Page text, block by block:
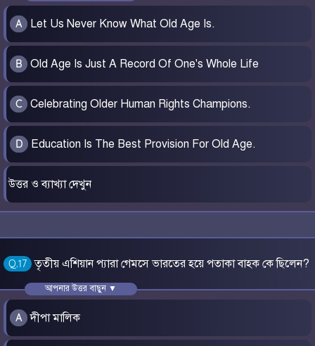
A Let Us Never Know What Old Age Is.
B Old Age Is Just A Record Of One's Whole Life
C Celebrating Older Human Rights Champions.
D Education Is The Best Provision For Old Age.
উত্তর ও ব্যাখ্যা দেখুন
Q.17 তৃতীয় এশিয়ান প্যারা গেমসে ভারতের হয়ে পতাকা বাহক কে ছিলেন?
আপনার উত্তর বাছুন ▼
A দীপা মালিক